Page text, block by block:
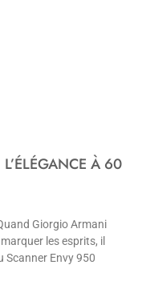
À 60
Giorgio Armani
les esprits, il
Scanner Envy 950